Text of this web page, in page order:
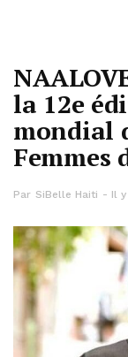
la 12e
mondial
Femmes
Par SiBelle Haiti Il